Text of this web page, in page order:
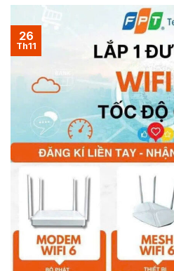
26
Th11